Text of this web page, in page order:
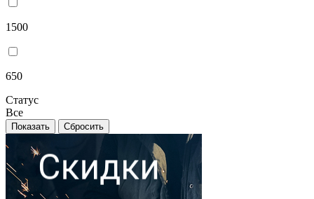
1500
650
Статус
Все